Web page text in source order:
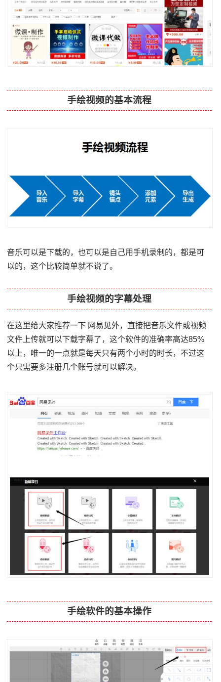
手绘视频的基本流程
音乐可以是下载的，也可以是自己用手机录制的，都是可
以的，这个比较简单就不说了。
手绘视频的字幕处理
在这里给大家推荐一下 网易见外，直接把音乐文件或视频
文件上传就可以下载字幕了，这个软件的准确率高达85%
以上，唯一的一点就是每天只有两个小时的时长，不过这
个只需要多注册几个账号就可以解决。
手绘软件的基本操作